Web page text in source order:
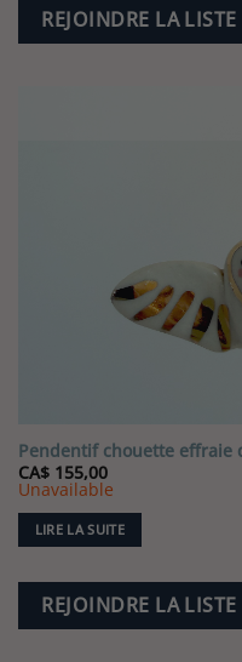
REJOINDRE LA
Pendentif chouette effraie
CA$155,00
Unavailable
LIRE LA SUITE
REJOINDRE LA